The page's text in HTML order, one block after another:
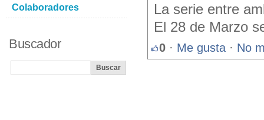
La serie entre
El 28 de Marzo
0 · Me gusta · No
Colaboradores
Buscador